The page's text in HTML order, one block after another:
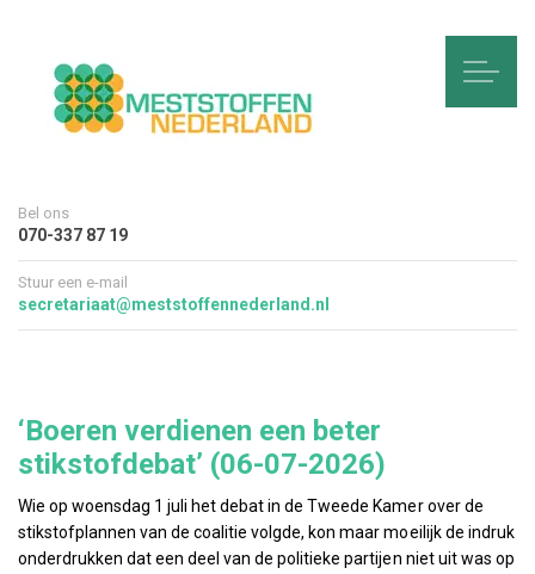
Bel ons
070-337 87 19
Stuur een e-mail
secretariaat@meststoffennederland.nl
‘Boeren verdienen een beter
stikstofdebat’ (06-07-2026)
Wie op woensdag 1 juli het debat in de Tweede Kamer over de
stikstofplannen van de coalitie volgde, kon maar moeilijk de indruk
onderdrukken dat een deel van de politieke partijen niet uit was op